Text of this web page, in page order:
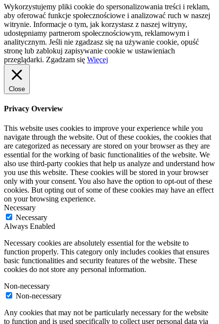
Wykorzystujemy pliki cookie do spersonalizowania treści i reklam,
aby oferować funkcje społecznościowe i analizować ruch w naszej
witrynie. Informacje o tym, jak korzystasz z naszej witryny,
udostępniamy partnerom społecznościowym, reklamowym i
analitycznym. Jeśli nie zgadzasz się na używanie cookie, opuść
stronę lub zablokuj zapisywanie cookie w ustawieniach
przeglądarki. Zgadzam się Więcej
Close
Privacy Overview
This website uses cookies to improve your experience while you
navigate through the website. Out of these cookies, the cookies that
are categorized as necessary are stored on your browser as they are
essential for the working of basic functionalities of the website. We
also use third-party cookies that help us analyze and understand how
you use this website. These cookies will be stored in your browser
only with your consent. You also have the option to opt-out of these
cookies. But opting out of some of these cookies may have an effect
on your browsing experience.
Necessary
Necessary
Always Enabled
Necessary cookies are absolutely essential for the website to
function properly. This category only includes cookies that ensures
basic functionalities and security features of the website. These
cookies do not store any personal information.
Non-necessary
Non-necessary
Any cookies that may not be particularly necessary for the website
to function and is used specifically to collect user personal data via